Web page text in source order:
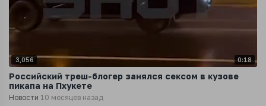
3,056 0:18
Российский треш-блогер занялся сексом в кузове
пикапа на Пхукете
Новости 10 месяцев назад